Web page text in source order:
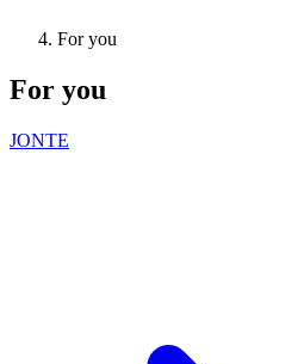
For you
For you
JONTE